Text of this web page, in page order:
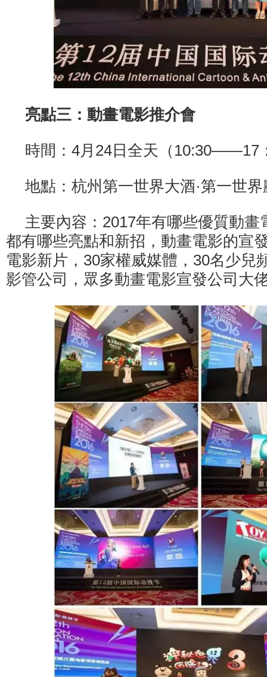
亮點三：動畫電影推介會
時間：4月24日全天（10:30——17
地點：杭州第一世界大酒·第一世界
主要內容：2017年有哪些優質動畫
都有哪些亮點和新招，動畫電影的宣
電影新片，30家權威媒體，30名少兒
影管公司，眾多動畫電影宣發公司大